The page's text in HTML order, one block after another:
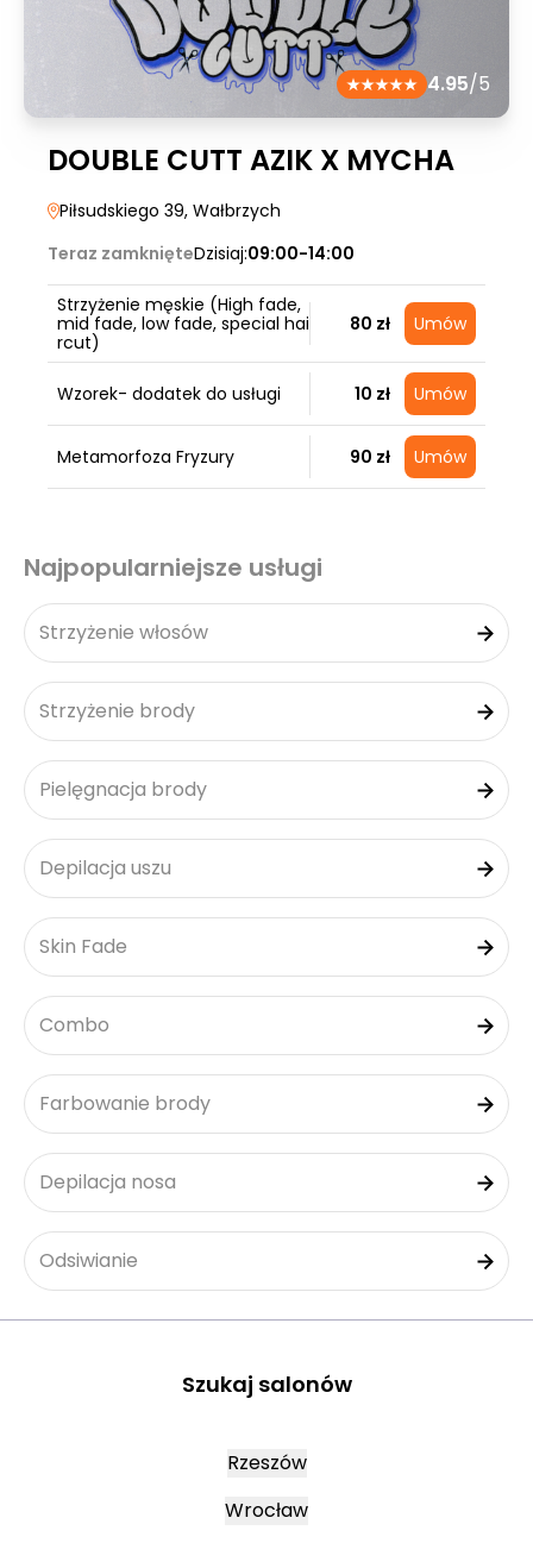
4.95/5
DOUBLE CUTT AZIK X MYCHA
Piłsudskiego 39, Wałbrzych
Teraz zamknięteDzisiaj:09:00-14:00
Strzyżenie męskie (High fade,
mid fade, low fade, special hai
rcut)
80 zł Umów
Wzorek- dodatek do usługi 10 zł Umów
Metamorfoza Fryzury 90 zł Umów
Najpopularniejsze usługi
Strzyżenie włosów
Strzyżenie brody
Pielęgnacja brody
Depilacja uszu
Skin Fade
Combo
Farbowanie brody
Depilacja nosa
Odsiwianie
Szukaj salonów
Rzeszów
Wrocław